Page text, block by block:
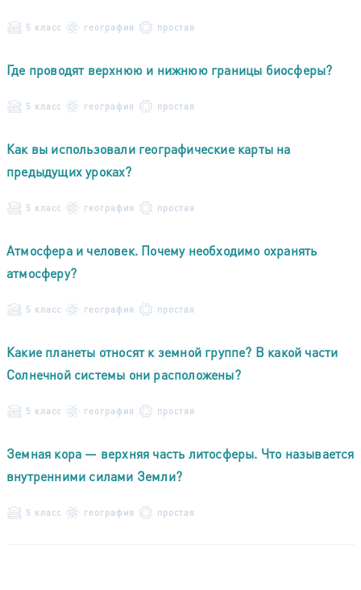
5 класс география простая
Где проводят верхнюю и нижнюю границы биосферы?
5 класс география простая
Как вы использовали географические карты на
предыдущих уроках?
5 класс география простая
Атмосфера и человек. Почему необходимо охранять
атмосферу?
5 класс география простая
Какие планеты относят к земной группе? В какой части
Солнечной системы они расположены?
5 класс география простая
Земная кора — верхняя часть литосферы. Что называется
внутренними силами Земли?
5 класс география простая